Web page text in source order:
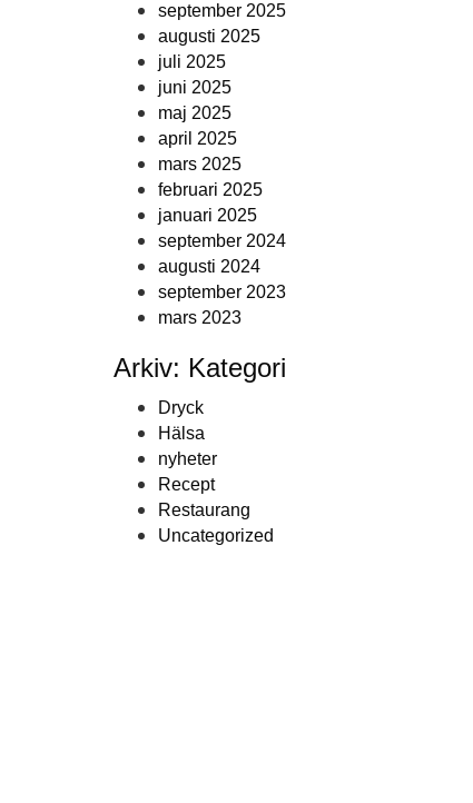
september 2025
augusti 2025
juli 2025
juni 2025
maj 2025
april 2025
mars 2025
februari 2025
januari 2025
september 2024
augusti 2024
september 2023
mars 2023
Arkiv: Kategori
Dryck
Hälsa
nyheter
Recept
Restaurang
Uncategorized